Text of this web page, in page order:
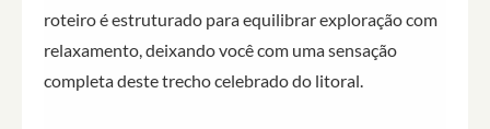
roteiro é estruturado para equilibrar exploração com
relaxamento, deixando você com uma sensação
completa deste trecho celebrado do litoral.